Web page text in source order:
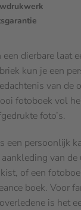
dierbare laat
kun je een
van de
fotoboek vol
foto’s.
een persoonlijk
van de
of een
boek. Voor
is het